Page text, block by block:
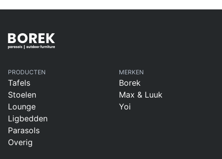
PRODUCTEN
Tafels
Stoelen
Lounge
Ligbedden
Parasols
Overig
MERKEN
Borek
Max & Luuk
Yoi